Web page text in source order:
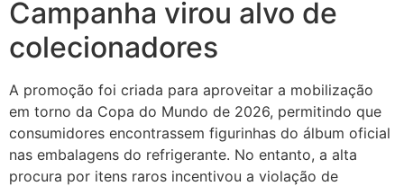
Campanha virou alvo de
colecionadores
A promoção foi criada para aproveitar a mobilização
em torno da Copa do Mundo de 2026, permitindo que
consumidores encontrassem figurinhas do álbum oficial
nas embalagens do refrigerante. No entanto, a alta
procura por itens raros incentivou a violação de